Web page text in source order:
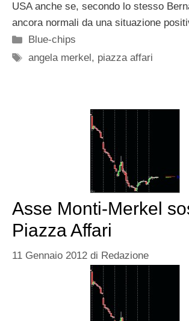
USA anche se, secondo lo stesso
ancora normali da una situazione
Categorie
Blue-chips
Tag
angela merkel , piazza affari
Asse Monti-Merkel
Piazza Affari
11 Gennaio 2012 di Redazione